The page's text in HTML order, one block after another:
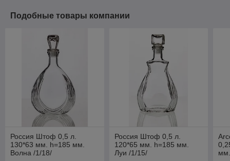
Подобные товары компании
Россия Штоф 0,5 л.
130*63 мм. h=185 мм.
Волна /1/18/
Россия Штоф 0,5 л.
120*65 мм. h=185 мм.
Луи /1/15/